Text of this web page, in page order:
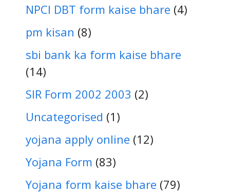
NPCI DBT form kaise bhare (4)
pm kisan (8)
sbi bank ka form kaise bhare
(14)
SIR Form 2002 2003 (2)
Uncategorised (1)
yojana apply online (12)
Yojana Form (83)
Yojana form kaise bhare (79)